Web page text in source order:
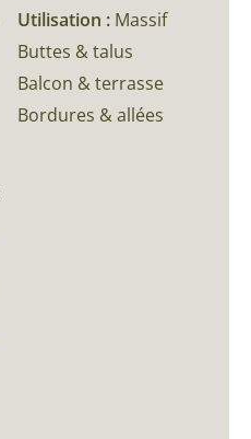
Utilisation : Massif
Buttes & talus
Balcon & terrasse
Bordures & allées